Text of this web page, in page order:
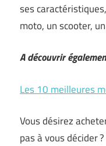
ses
moto, un scooter,
A découvrir
Les 10 meilleures
Vous désirez
pas à vous décider